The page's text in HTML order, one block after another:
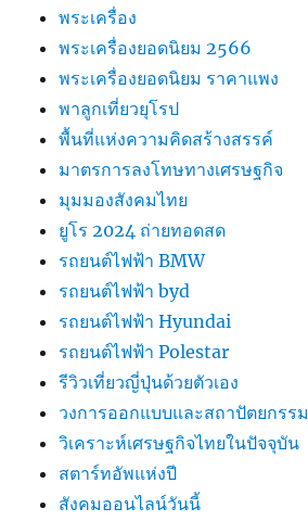
พระเครื่อง
พระเครื่องยอดนิยม 2566
พระเครื่องยอดนิยม ราคาแพง
พาลูกเที่ยวยุโรป
พื้นที่แห่งความคิดสร้างสรรค์
มาตรการลงโทษทางเศรษฐกิจ
มุมมองสังคมไทย
ยูโร 2024 ถ่ายทอดสด
รถยนต์ไฟฟ้า BMW
รถยนต์ไฟฟ้า byd
รถยนต์ไฟฟ้า Hyundai
รถยนต์ไฟฟ้า Polestar
รีวิวเที่ยวญี่ปุ่นด้วยตัวเอง
วงการออกแบบและสถาปัตยกรรม
วิเคราะห์เศรษฐกิจไทยในปัจจุบัน
สตาร์ทอัพแห่งปี
สังคมออนไลน์วันนี้